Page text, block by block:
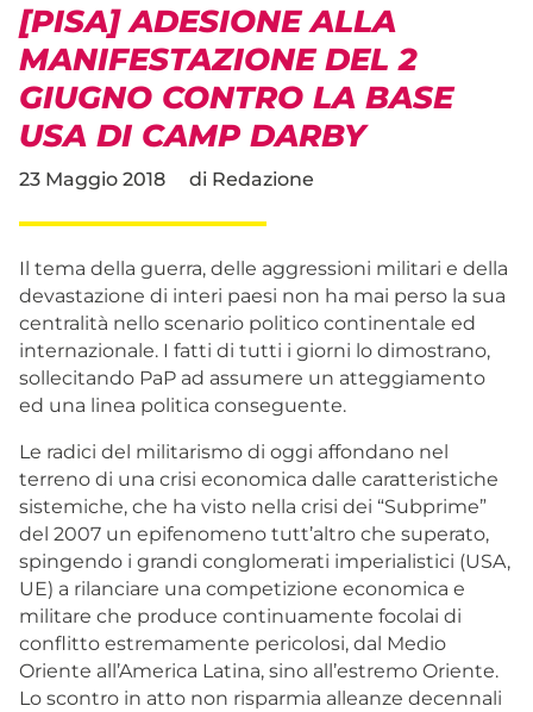
[PISA] ADESIONE ALLA
MANIFESTAZIONE DEL 2
GIUGNO CONTRO LA BASE
USA DI CAMP DARBY
23 Maggio 2018 di Redazione
Il tema della guerra, delle aggressioni militari e della
devastazione di interi paesi non ha mai perso la sua
centralità nello scenario politico continentale ed
internazionale. I fatti di tutti i giorni lo dimostrano,
sollecitando PaP ad assumere un atteggiamento
ed una linea politica conseguente.
Le radici del militarismo di oggi affondano nel
terreno di una crisi economica dalle caratteristiche
sistemiche, che ha visto nella crisi dei “Subprime”
del 2007 un epifenomeno tutt’altro che superato,
spingendo i grandi conglomerati imperialistici (USA,
UE) a rilanciare una competizione economica e
militare che produce continuamente focolai di
conflitto estremamente pericolosi, dal Medio
Oriente all’America Latina, sino all’estremo Oriente.
Lo scontro in atto non risparmia alleanze decennali